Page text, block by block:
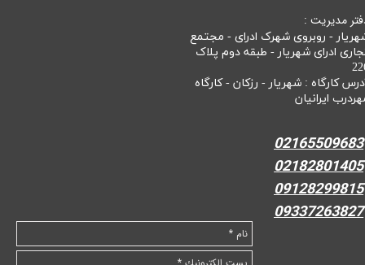
مدیریت :
- روبروی شهرک ادرای - مجتمع
ادرای شهریار - طبقه دوم پلاک
کارگاه : شهریار - رزکان - کارگاه
ایرانیان
02165509683
02182801405
09128299815
09337263827